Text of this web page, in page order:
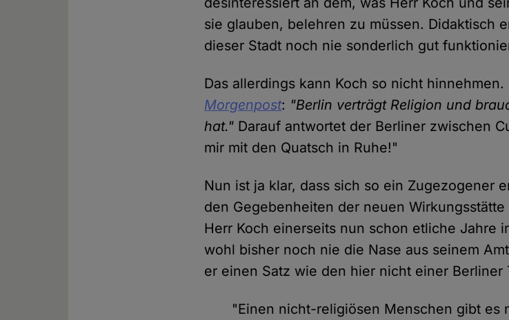
sie glauben, belehren zu müssen. Didaktisch
dieser Stadt noch nie sonderlich gut
Das allerdings kann Koch so nicht
Morgenpost: "Berlin verträgt Religion und
hat." Darauf antwortet der Berliner zwischen
mir mit den Quatsch in Ruhe!"
Nun ist ja klar, dass sich so ein Zugezogener
den Gegebenheiten der neuen
Herr Koch einerseits nun schon etliche Jahre
wohl bisher noch nie die Nase aus seinem
er einen Satz wie den hier nicht einer
"Einen nicht-religiösen Menschen gibt es